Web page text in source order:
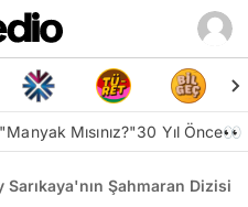
"Manyak Mısınız?"30 Yıl Önce👀
Sarıkaya'nın Şahmaran